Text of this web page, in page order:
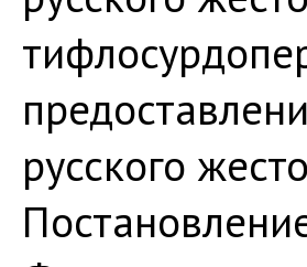
русского